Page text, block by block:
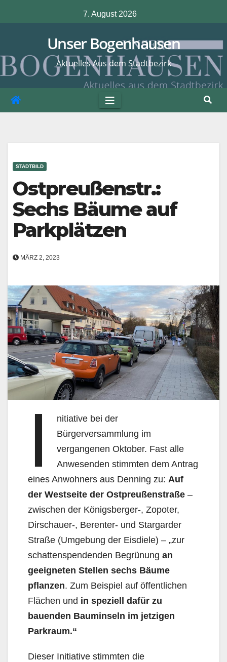
Inhalt
7. August 2026
Unser Bogenhausen
Aktuelles Aus dem Stadtbezirk
STADTBILD
Ostpreußenstr.:
Sechs Bäume auf
Parkplätzen
MÄRZ 2, 2023
I
nitiative bei der
Bürgerversammlung im
vergangenen Oktober. Fast alle
Anwesenden stimmten dem Antrag
eines Anwohners aus Denning zu: Auf
der Westseite der Ostpreußenstraße –
zwi­schen der Königsberger-, Zopoter,
Dirschauer-, Berenter- und Stargarder
Straße (Umgebung der Eisdiele) – „zur
schattenspendenden Begrünung an
geeigneten Stellen sechs Bäume
pflanzen. Zum Beispiel auf öffentlichen
Flächen und in speziell dafür zu
bauenden Bauminseln im jetzigen
Parkraum.“
Dieser Initiative stimmten die